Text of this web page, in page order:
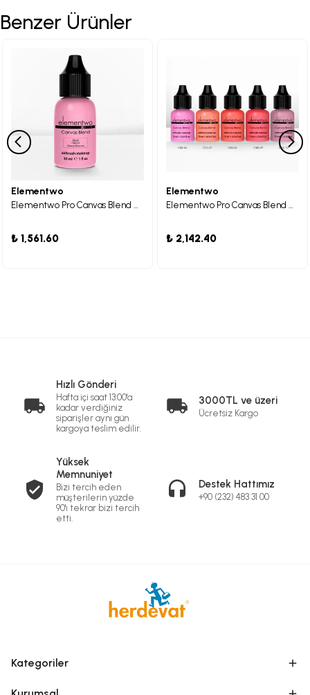
Benzer Ürünler
Elementwo
Elementwo Pro Canvas Blend Airbrush Makeup CBB-02 Cherry Blossom Allık 30ml.
₺ 1,561.60
Elementwo
Elementwo Pro Canvas Blend Airbrush Makeup Bold Allık Kiti 5x10ml.
₺ 2,142.40
Hızlı Gönderi
Hafta içi saat 13:00'a
kadar verdiğiniz
siparişler aynı gün
kargoya teslim edilir.
3000TL ve üzeri
Ücretsiz Kargo
Yüksek
Memnuniyet
Bizi tercih eden
müşterilerin yüzde
90'ı tekrar bizi tercih
etti.
Destek Hattımız
+90 (232) 483 31 00
Kategoriler